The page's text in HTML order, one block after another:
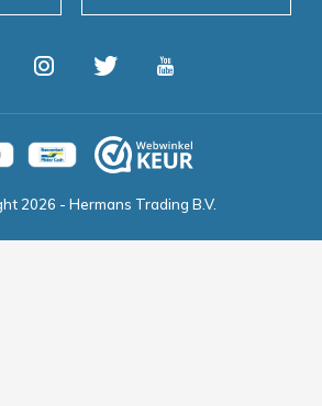
2026 - Hermans Trading B.V.